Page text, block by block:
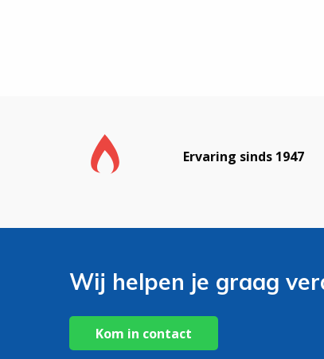
Ervaring sinds 1947
Wij helpen je graag
Kom in contact